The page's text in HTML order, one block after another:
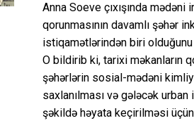
Anna Soeve çıxışında mədəni
qorunmasının davamlı şəhər
istiqamətlərindən biri olduğunu
O bildirib ki, tarixi məkanların
şəhərlərin sosial-mədəni
saxlanılması və gələcək urban
şəkildə həyata keçirilməsi